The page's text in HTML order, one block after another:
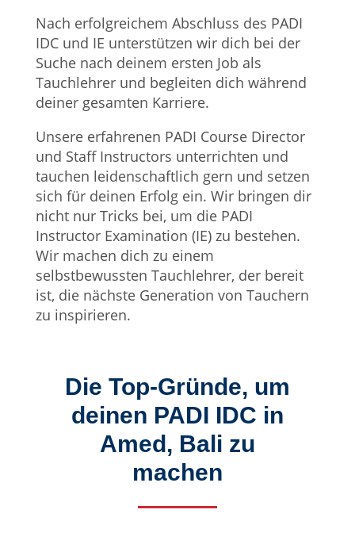
Nach erfolgreichem Abschluss des PADI
IDC und IE unterstützen wir dich bei der
Suche nach deinem ersten Job als
Tauchlehrer und begleiten dich während
deiner gesamten Karriere.
Unsere erfahrenen PADI Course Director
und Staff Instructors unterrichten und
tauchen leidenschaftlich gern und setzen
sich für deinen Erfolg ein. Wir bringen dir
nicht nur Tricks bei, um die PADI
Instructor Examination (IE) zu bestehen.
Wir machen dich zu einem
selbstbewussten Tauchlehrer, der bereit
ist, die nächste Generation von Tauchern
zu inspirieren.
Die Top-Gründe, um
deinen PADI IDC in
Amed, Bali zu
machen